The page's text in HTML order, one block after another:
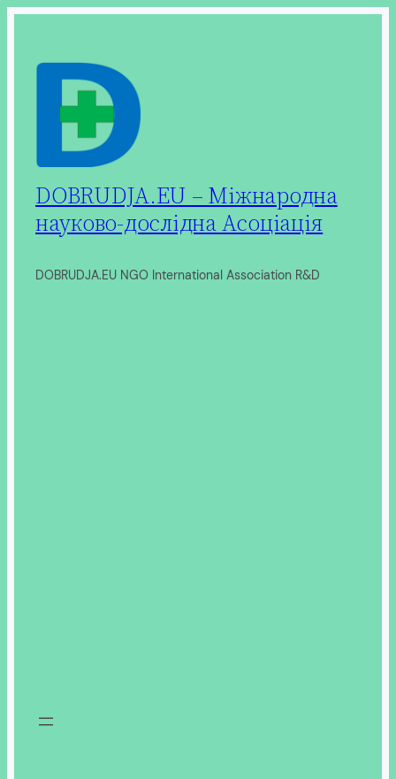
вмісту
DOBRUDJA.EU – Міжнародна
науково-дослідна Асоціація
DOBRUDJA.EU NGO International Association R&D